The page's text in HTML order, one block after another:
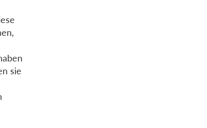
sie